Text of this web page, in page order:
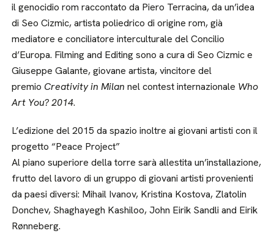
il genocidio rom raccontato da Piero Terracina, da un’idea
di Seo Cizmic, artista poliedrico di origine rom, già
mediatore e conciliatore interculturale del Concilio
d’Europa. Filming and Editing sono a cura di Seo Cizmic e
Giuseppe Galante, giovane artista, vincitore del
premio Creativity in Milan nel contest internazionale Who
Art You? 2014.
L’edizione del 2015 da spazio inoltre ai giovani artisti con il
progetto “Peace Project”
Al piano superiore della torre sarà allestita un’installazione,
frutto del lavoro di un gruppo di giovani artisti provenienti
da paesi diversi: Mihail Ivanov, Kristina Kostova, Zlatolin
Donchev, Shaghayegh Kashiloo, John Eirik Sandli and Eirik
Rønneberg.